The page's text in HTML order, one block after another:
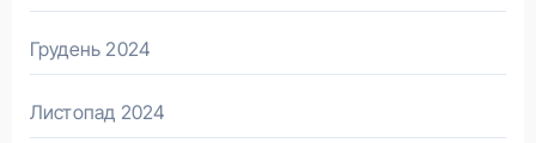
Грудень 2024
Листопад 2024